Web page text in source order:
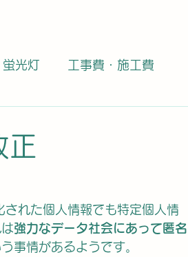
蛍光灯 工事費・施工費
ト施工業者 タイル通販
正
された個人情報でも特定個人情
強力なデータ社会にあって匿名
事情があるようです。